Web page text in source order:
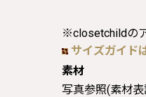
※closetchildの
サイズガイド
素材
写真参照(素材